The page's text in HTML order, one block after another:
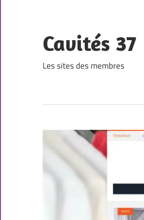
content
Cavités 37
Les sites des membres